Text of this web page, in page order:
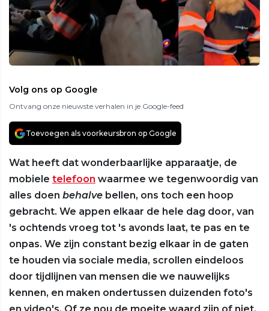
Volg ons op Google
Ontvang onze nieuwste verhalen in je Google-feed
Toevoegen als voorkeursbron op Google
Wat heeft dat wonderbaarlijke apparaatje, de
mobiele telefoon waarmee we tegenwoordig van
alles doen behalve bellen, ons toch een hoop
gebracht. We appen elkaar de hele dag door, van
's ochtends vroeg tot 's avonds laat, te pas en te
onpas. We zijn constant bezig elkaar in de gaten
te houden via sociale media, scrollen eindeloos
door tijdlijnen van mensen die we nauwelijks
kennen, en maken ondertussen duizenden foto's